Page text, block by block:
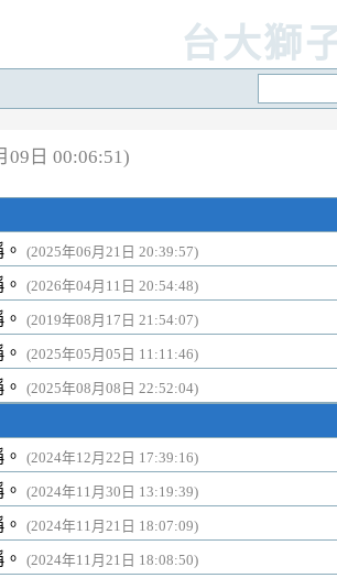
台大獅
09日 00:06:51)
(2025年06月21日 20:39:57)
(2026年04月11日 20:54:48)
(2019年08月17日 21:54:07)
(2025年05月05日 11:11:46)
(2025年08月08日 22:52:04)
(2024年12月22日 17:39:16)
(2024年11月30日 13:19:39)
(2024年11月21日 18:07:09)
(2024年11月21日 18:08:50)